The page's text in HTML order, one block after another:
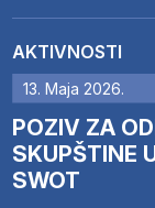
AKTIVNOSTI
13. Maja 2026.
POZIV ZA
SKUPŠTINE
SWOT